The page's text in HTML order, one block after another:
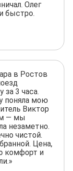
Олег
быстро.
в Ростов
за 3 часа.
поняла мою
Виктор
— мы
незаметно.
чистой.
Цена,
комфорт и